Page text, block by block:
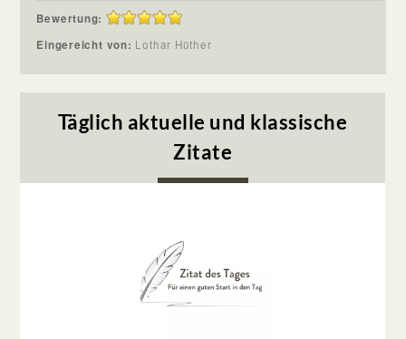
Bewertung:
Eingereicht von: Lothar Hüther